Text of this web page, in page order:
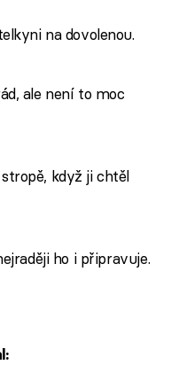
na dovolenou.
ale není to moc
když ji chtěl
ho i připravuje.